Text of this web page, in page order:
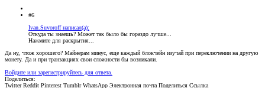
#6
Ivan.Suvoroff написал(а):
Откуда ты знаешь? Может так было бы гораздо лучше...
Нажмите для раскрытия...
Да ну, чтож хорошего? Майнерам минус, еще каждый блокчейн изучай при переключении на другую
монету. Да и при транзакциях свои сложности бы возникали.
Войдите или зарегистрируйтесь для ответа.
Поделиться:
Twitter Reddit Pinterest Tumblr WhatsApp Электронная почта Поделиться Ссылка